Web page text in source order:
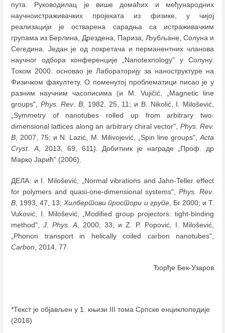
пута. Руководилац је више домаћих и међународних
научноистраживачких пројеката из физике, у чијој
реализацији је остварена сарадња са истраживачким
групама из Берлина, Дрездена, Париза, Љубљане, Солуна и
Сегедина. Један је од покретача и перманентних чланова
научног одбора конференције „Nanotexnology" у Солуну.
Током 2000. основао је Лабораторију за наноструктуре на
Физичком факултету. О поменутој проблематици писао је у
разним научним часописима (и M. Vujičić, „Magnetic line
groups", Phys. Rev.B, 1982, 25, 11; и B. Nikolić, I. Milošević,
„Symmetry of nanotubes rolled up from arbitrary two-
dimensional lattices along an arbitrary chiral vector", Phys. Rev.
B, 2007, 75; и N. Lazić, M. Milivojević, „Spin line groups",Acta
Cryst.A, 2013, 69, 611). Добитник је награде „Проф. др
Марко Јарић" (2006).
ДЕЛА: и I. Milošević, „Normal vibrations and Jahn-Teller effect
for polymers and quasi-one-dimensional systems", Phys. Rev.
B , 1993, 47, 13; Хилбертови простори и групе, Бг 2000; и T.
Vuković, I. Milošević, „Modified group projectors: tight-binding
method", J. Phys. A , 2000, 33; и Z. P. Popović, I. Milošević,
„Phonon transport in helically coiled carbon nanotubes",
Carbon , 2014, 77.
Ђорђе Бек-Узаров
*Текст је објављен у 1. књизи III тома Српске енциклопедије
(2018)